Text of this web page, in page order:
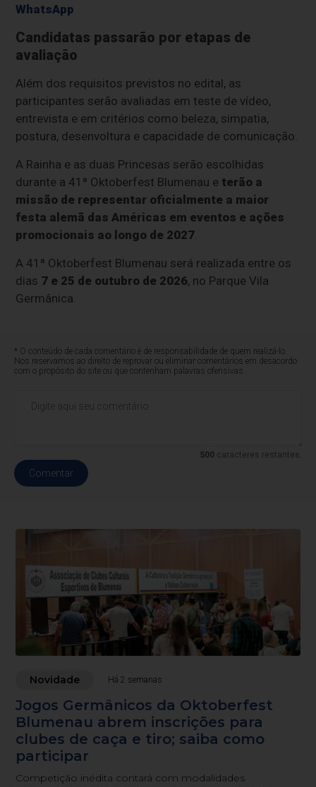
WhatsApp
Candidatas passarão por etapas de
avaliação
Além dos requisitos previstos no edital, as
participantes serão avaliadas em teste de vídeo,
entrevista e em critérios como beleza, simpatia,
postura, desenvoltura e capacidade de comunicação.
A Rainha e as duas Princesas serão escolhidas
durante a 41ª Oktoberfest Blumenau e terão a
missão de representar oficialmente a maior
festa alemã das Américas em eventos e ações
promocionais ao longo de 2027.
A 41ª Oktoberfest Blumenau será realizada entre os
dias 7 e 25 de outubro de 2026, no Parque Vila
Germânica.
* O conteúdo de cada comentário é de responsabilidade de quem realizá-lo.
Nos reservamos ao direito de reprovar ou eliminar comentários em desacordo
com o propósito do site ou que contenham palavras ofensivas.
500caracteres restantes.
Comentar
Novidade Há 2 semanas
Jogos Germânicos da Oktoberfest
Blumenau abrem inscrições para
clubes de caça e tiro; saiba como
participar
Competição inédita contará com modalidades